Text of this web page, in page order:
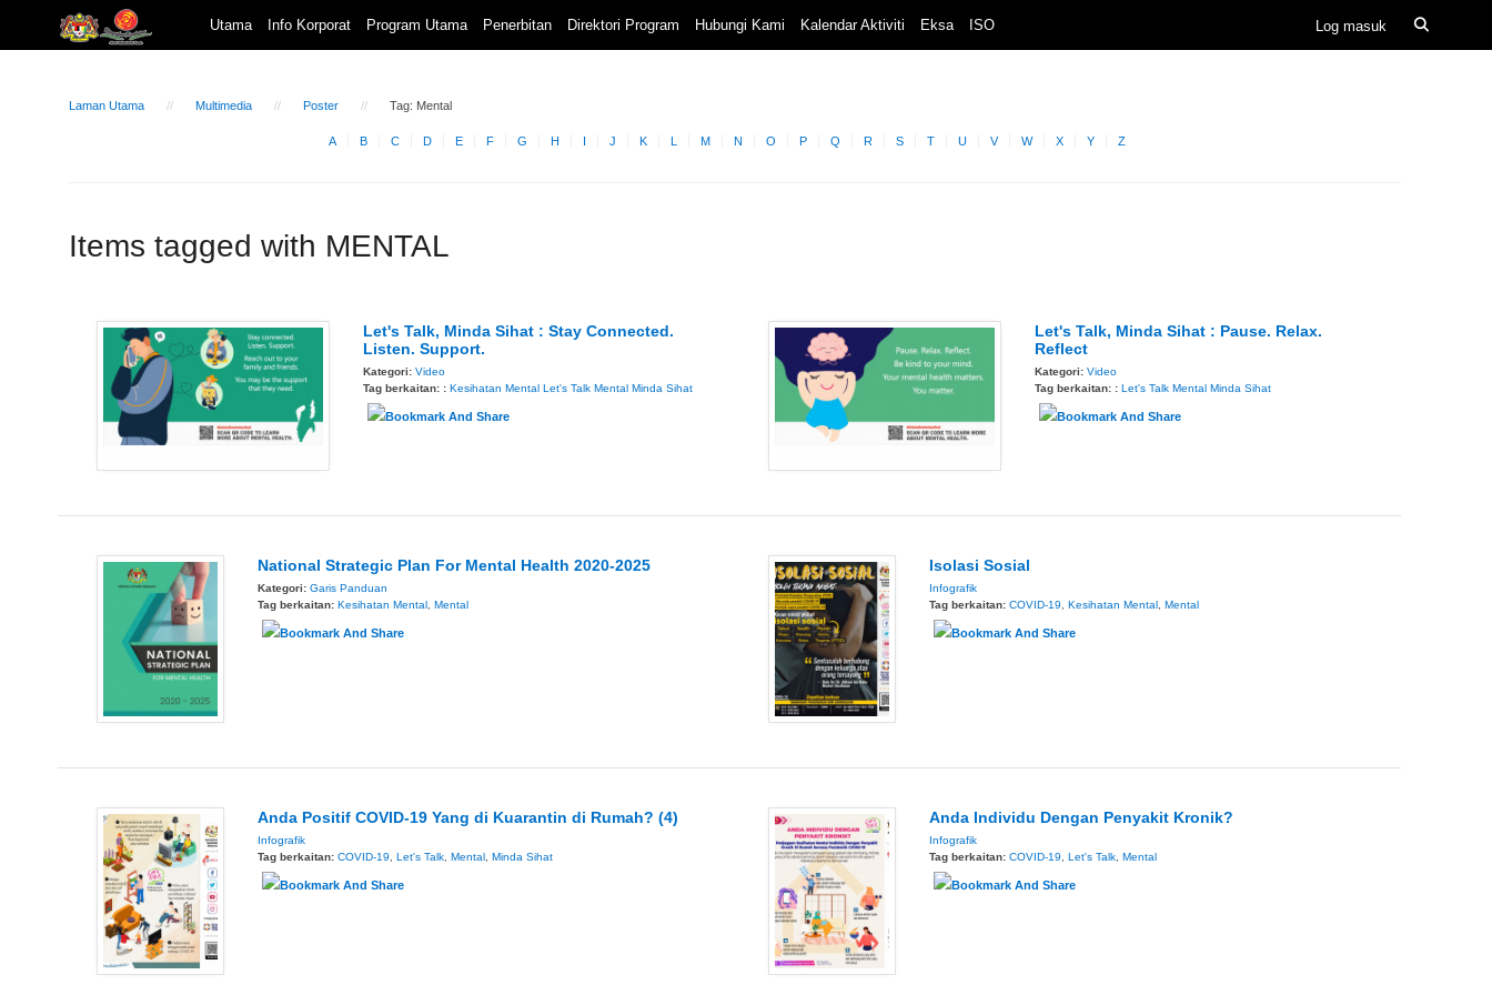
Utama Info Korporat Program Utama Penerbitan Direktori Program Hubungi Kami Kalendar Aktiviti Eksa ISO
Laman Utama Multimedia Poster Tag: Mental
A B C D E F G H I J K L M N O P Q R S T U V W X Y Z
Items tagged with MENTAL
Let's Talk, Minda Sihat : Stay Connected.
Listen. Support.
Kategori: Video
Tag berkaitan: : Kesihatan Mental Let's Talk Mental Minda Sihat
Let's Talk, Minda Sihat : Pause. Relax.
Reflect
Kategori: Video
Tag berkaitan: : Let's Talk Mental Minda Sihat
National Strategic Plan For Mental Health 2020-2025
Kategori: Garis Panduan
Tag berkaitan: Kesihatan Mental Mental
Isolasi Sosial
Infografik
Tag berkaitan: COVID-19 Kesihatan Mental Mental
Anda Positif COVID-19 Yang di Kuarantin di Rumah? (4)
Infografik
Tag berkaitan: COVID-19 Let's Talk Mental Minda Sihat
Anda Individu Dengan Penyakit Kronik?
Infografik
Tag berkaitan: COVID-19 Let's Talk Mental